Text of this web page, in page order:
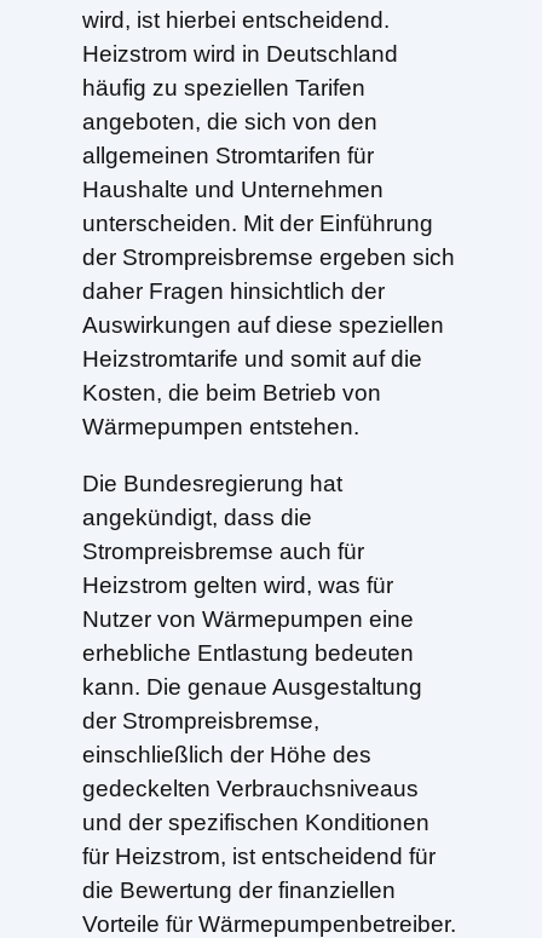
wird, ist hierbei entscheidend.
Heizstrom wird in Deutschland
häufig zu speziellen Tarifen
angeboten, die sich von den
allgemeinen Stromtarifen für
Haushalte und Unternehmen
unterscheiden. Mit der Einführung
der Strompreisbremse ergeben sich
daher Fragen hinsichtlich der
Auswirkungen auf diese speziellen
Heizstromtarife und somit auf die
Kosten, die beim Betrieb von
Wärmepumpen entstehen.
Die Bundesregierung hat
angekündigt, dass die
Strompreisbremse auch für
Heizstrom gelten wird, was für
Nutzer von Wärmepumpen eine
erhebliche Entlastung bedeuten
kann. Die genaue Ausgestaltung
der Strompreisbremse,
einschließlich der Höhe des
gedeckelten Verbrauchsniveaus
und der spezifischen Konditionen
für Heizstrom, ist entscheidend für
die Bewertung der finanziellen
Vorteile für Wärmepumpenbetreiber.